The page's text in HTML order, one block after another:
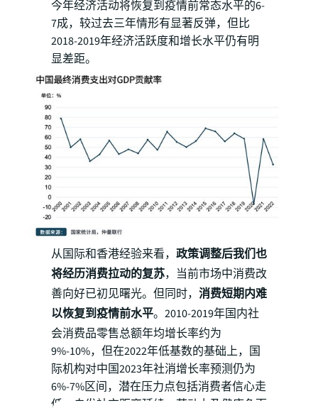
今年经济活动将恢复到疫情前常态水平的6-
7成，较过去三年情形有显著反弹，但比
2018-2019年经济活跃度和增长水平仍有明
显差距。
从国际和香港经验来看， 政策调整后我们也
将经历消费拉动的复苏，当前市场中消费改
善向好已初见曙光。但同时， 消费短期内难
以恢复到疫情前水平。2010-2019年国内社
会消费品零售总额年均增长率约为
9%-10%，但在2022年低基数的基础上，国
际机构对中国2023年社消增长率预测仍为
6%-7%区间，潜在压力点包括消费者信心走
低、自发社交距离延续、劳动力及健康负面